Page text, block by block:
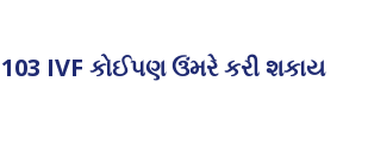
IVF કોઈપણ ઉંમરે કરી શકાય